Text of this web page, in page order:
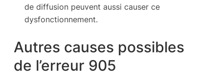
de diffusion peuvent aussi causer ce
dysfonctionnement.
Autres causes possibles
de l’erreur 905